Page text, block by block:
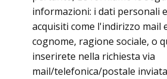
informazioni: i dati personali
acquisiti come l'indirizzo mail
cognome, ragione sociale, o
inserirete nella richiesta via
mail/telefonica/postale